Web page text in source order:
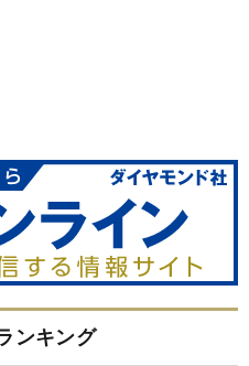
ンキング